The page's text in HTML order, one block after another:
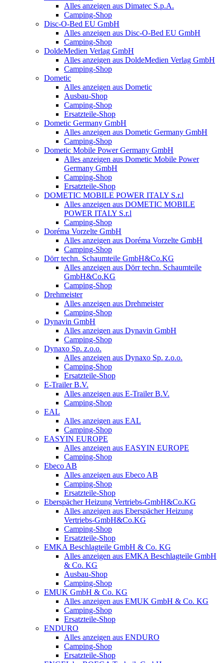
Alles anzeigen aus Dimatec S.p.A.
Camping-Shop
Disc-O-Bed EU GmbH
Alles anzeigen aus Disc-O-Bed EU GmbH
Camping-Shop
DoldeMedien Verlag GmbH
Alles anzeigen aus DoldeMedien Verlag GmbH
Camping-Shop
Dometic
Alles anzeigen aus Dometic
Ausbau-Shop
Camping-Shop
Ersatzteile-Shop
Dometic Germany GmbH
Alles anzeigen aus Dometic Germany GmbH
Camping-Shop
Dometic Mobile Power Germany GmbH
Alles anzeigen aus Dometic Mobile Power
Germany GmbH
Camping-Shop
Ersatzteile-Shop
DOMETIC MOBILE POWER ITALY S.r.l
Alles anzeigen aus DOMETIC MOBILE
POWER ITALY S.r.l
Camping-Shop
Doréma Vorzelte GmbH
Alles anzeigen aus Doréma Vorzelte GmbH
Camping-Shop
Dörr techn. Schaumteile GmbH&Co.KG
Alles anzeigen aus Dörr techn. Schaumteile
GmbH&Co.KG
Camping-Shop
Drehmeister
Alles anzeigen aus Drehmeister
Camping-Shop
Dynavin GmbH
Alles anzeigen aus Dynavin GmbH
Camping-Shop
Dynaxo Sp. z.o.o.
Alles anzeigen aus Dynaxo Sp. z.o.o.
Camping-Shop
Ersatzteile-Shop
E-Trailer B.V.
Alles anzeigen aus E-Trailer B.V.
Camping-Shop
EAL
Alles anzeigen aus EAL
Camping-Shop
EASYIN EUROPE
Alles anzeigen aus EASYIN EUROPE
Camping-Shop
Ebeco AB
Alles anzeigen aus Ebeco AB
Camping-Shop
Ersatzteile-Shop
Eberspächer Heizung Vertriebs-GmbH&Co.KG
Alles anzeigen aus Eberspächer Heizung
Vertriebs-GmbH&Co.KG
Camping-Shop
Ersatzteile-Shop
EMKA Beschlagteile GmbH & Co. KG
Alles anzeigen aus EMKA Beschlagteile GmbH
& Co. KG
Ausbau-Shop
Camping-Shop
EMUK GmbH & Co. KG
Alles anzeigen aus EMUK GmbH & Co. KG
Camping-Shop
Ersatzteile-Shop
ENDURO
Alles anzeigen aus ENDURO
Camping-Shop
Ersatzteile-Shop